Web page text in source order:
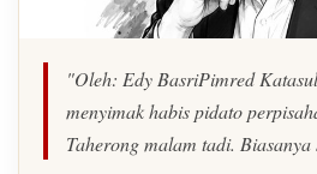
"Oleh: Edy BasriPimred
menyimak habis pidato
Taherong malam tadi.